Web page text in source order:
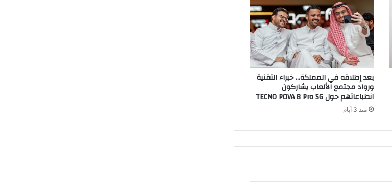
بعد إطلاقه في المملكة… خبراء التقنية
ورواد مجتمع الألعاب يشاركون
انطباعاتهم حول TECNO POVA 8 Pro 5G
منذ 3 أيام